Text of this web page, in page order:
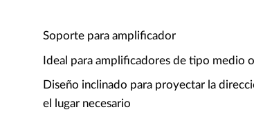
Soporte para amplificador
Ideal para amplificadores de tipo medio
Diseño inclinado para proyectar la
el lugar necesario